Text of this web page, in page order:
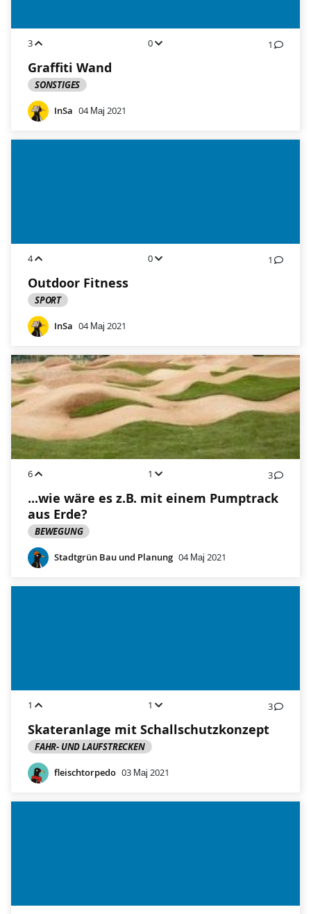
3 0 1
Graffiti Wand
SONSTIGES
InSa 04 Мај 2021
4 0 1
Outdoor Fitness
SPORT
InSa 04 Мај 2021
6 1 3
...wie wäre es z.B. mit einem Pumptrack
aus Erde?
BEWEGUNG
Stadtgrün Bau und Planung 04 Мај 2021
1 1 3
Skateranlage mit Schallschutzkonzept
FAHR- UND LAUFSTRECKEN
fleischtorpedo 03 Мај 2021